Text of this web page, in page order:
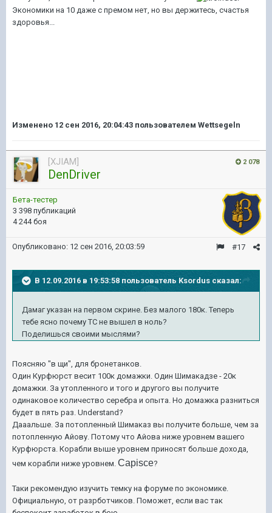
Экономики на 10 даже с премом нет, но вы держитесь, счастья
здоровья...
Изменено 12 сен 2016, 20:04:43 пользователем Wettsegeln
2 078
[XJIAM]
DenDriver
Бета-тестер
3 398 публикаций
4 244 боя
#17
Опубликовано: 12 сен 2016, 20:03:59
В 12.09.2016 в 19:53:58 пользователь Ksordus сказал:
Дамаг указан на первом скрине. Без малого 180к. Теперь
тебе ясно почему ТС не вышел в ноль?
Поделишься своими мыслями?
Поясняю "в щи", для бронетанков.
Один Курфюрст весит 100к домажки. Один Шимакадзе - 20к
домажки. За утопленного и того и другого вы получите
одинаковое количество серебра и опыта. Но домажка разниться
будет в пять раз. Understand?
Дааальше. За потопленный Шимаказ вы получите больше, чем за
потопленную Айову. Потому что Айова ниже уровнем вашего
Курфюрста. Корабли выше уровнем приносят больше дохода,
чем корабли ниже уровнем. Capisce?
Таки рекомендую изучить темку на форуме по экономике.
Официальную, от разрботчиков. Поможет, если вас так